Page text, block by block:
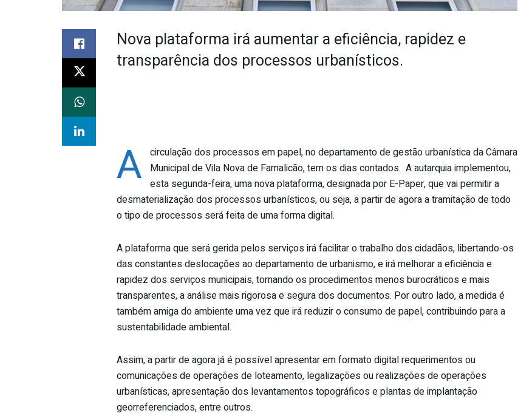
Nova plataforma irá aumentar a eficiência, rapidez e
transparência dos processos urbanísticos.
A circulação dos processos em papel, no departamento de gestão urbanística da Câmara
Municipal de Vila Nova de Famalicão, tem os dias contados. A autarquia implementou,
esta segunda-feira, uma nova plataforma, designada por E-Paper, que vai permitir a
desmaterialização dos processos urbanísticos, ou seja, a partir de agora a tramitação de todo
o tipo de processos será feita de uma forma digital.
A plataforma que será gerida pelos serviços irá facilitar o trabalho dos cidadãos, libertando-os
das constantes deslocações ao departamento de urbanismo, e irá melhorar a eficiência e
rapidez dos serviços municipais, tornando os procedimentos menos burocráticos e mais
transparentes, a análise mais rigorosa e segura dos documentos. Por outro lado, a medida é
também amiga do ambiente uma vez que irá reduzir o consumo de papel, contribuindo para a
sustentabilidade ambiental.
Assim, a partir de agora já é possível apresentar em formato digital requerimentos ou
comunicações de operações de loteamento, legalizações ou realizações de operações
urbanísticas, apresentação dos levantamentos topográficos e plantas de implantação
georreferenciados, entre outros.